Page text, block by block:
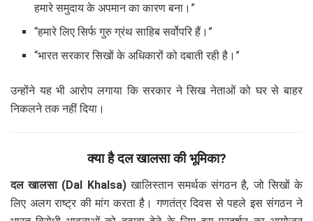
हमारे समुदाय के अपमान का कारण बना।”
“हमारे लिए सिर्फ गुरु ग्रंथ साहिब सर्वोपरि हैं।”
“भारत सरकार सिखों के अधिकारों को दबाती रही है।”
उन्होंने यह भी आरोप लगाया कि सरकार ने सिख नेताओं को घर से बाहर
निकलने तक नहीं दिया।
क्या है दल खालसा की भूमिका?
दल खालसा (Dal Khalsa)खालिस्तान समर्थक संगठन है, जो सिखों के
लिए अलग राष्ट्र की मांग करता है। गणतंत्र दिवस से पहले इस संगठन ने